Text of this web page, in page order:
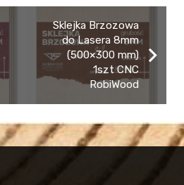
Sklejka Brzozowa
do Lasera 8mm
(500×300 mm)
1szt CNC
RobiWood